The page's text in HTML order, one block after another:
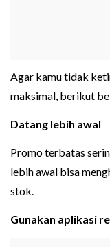
Agar kamu tidak
maksimal, berikut
Datang lebih awal
Promo terbatas
lebih awal bisa
stok.
Gunakan aplikasi